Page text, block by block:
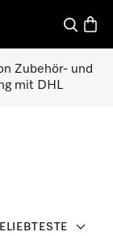
Suche
Zubehör- und
mit DHL